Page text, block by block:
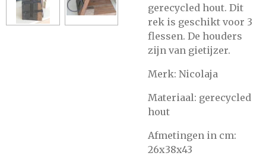
gerecycled hout. Dit
rek is geschikt voor 3
flessen. De houders
zijn van gietijzer.
Merk: Nicolaja
Materiaal: gerecycled
hout
Afmetingen in cm:
26x38x43